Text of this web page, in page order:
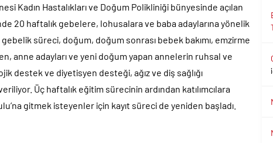
Kadın Hastalıkları ve Doğum Polikliniği bünyesinde açılan
20 haftalık gebelere, lohusalara ve baba adaylarına yönelik
süreci, doğum, doğum sonrası bebek bakımı, emzirme
anne adayları ve yeni doğum yapan annelerin ruhsal ve
destek ve diyetisyen desteği, ağız ve diş sağlığı
Üç haftalık eğitim sürecinin ardından katılımcılara
gitmek isteyenler için kayıt süreci de yeniden başladı.